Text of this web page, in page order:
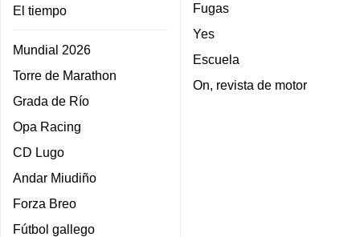
El tiempo
Mundial 2026
Torre de Marathon
Grada de Río
Opa Racing
CD Lugo
Andar Miudiño
Forza Breo
Fútbol gallego
Fugas
Yes
Escuela
On, revista de motor